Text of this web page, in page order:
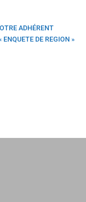
ADHÉRENT
ENQUETE DE REGION »